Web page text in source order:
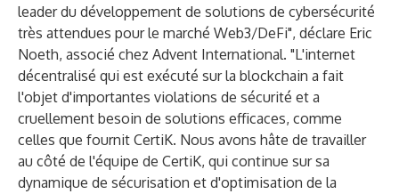
leader du développement de solutions de cybersécurité
très attendues pour le marché Web3/DeFi", déclare Eric
Noeth, associé chez Advent International. "L'internet
décentralisé qui est exécuté sur la blockchain a fait
l'objet d'importantes violations de sécurité et a
cruellement besoin de solutions efficaces, comme
celles que fournit CertiK. Nous avons hâte de travailler
au côté de l'équipe de CertiK, qui continue sur sa
dynamique de sécurisation et d'optimisation de la